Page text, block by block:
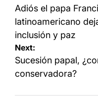
de
entradas
Adiós el papa
latinoamericano
inclusión y paz
Next:
Sucesión papal,
conservadora?